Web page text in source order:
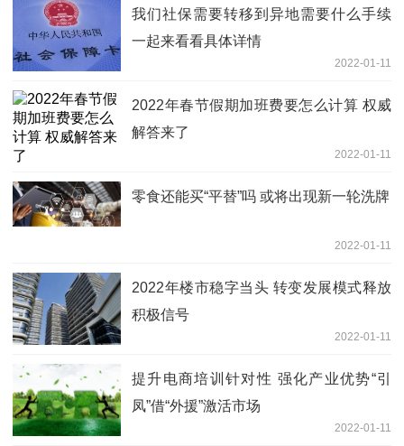
我们社保需要转移到异地需要什么手续
一起来看看具体详情
2022-01-11
2022年春节假期加班费要怎么计算 权威
解答来了
2022-01-11
零食还能买“平替”吗 或将出现新一轮洗牌
2022-01-11
2022年楼市稳字当头 转变发展模式释放
积极信号
2022-01-11
提升电商培训针对性 强化产业优势“引
凤”借“外援”激活市场
2022-01-11